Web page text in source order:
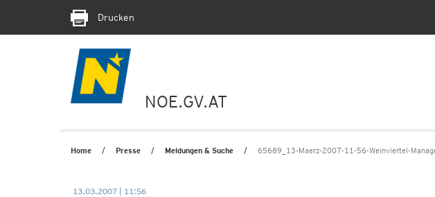
Drucken
NOE.GV.AT
Home Presse Meldungen & Suche 65689_13-Maerz-2007-11-56-Weinviertel-
13.03.2007 | 11:56